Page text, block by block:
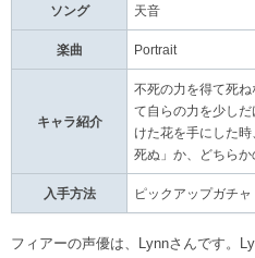
ソング 天音
楽曲 Portrait
キャラ紹介
不死の力を得て死
て自らの力を少し
けた花を手にした
死ぬ」か、どちらか
入手方法 ピックアップガチャ
フィアーの声優は、Lynnさんです。